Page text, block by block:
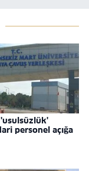
'usulsüzlük'
personel açığa